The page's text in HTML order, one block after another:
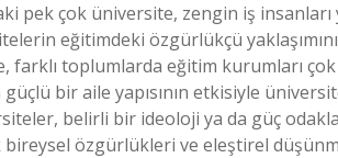
pek çok üniversite, zengin iş
eğitimdeki özgürlükçü yaklaşımını
farklı toplumlarda eğitim kurumları
güçlü bir aile yapısının etkisiyle
belirli bir ideoloji ya da güç
bireysel özgürlükleri ve eleştirel